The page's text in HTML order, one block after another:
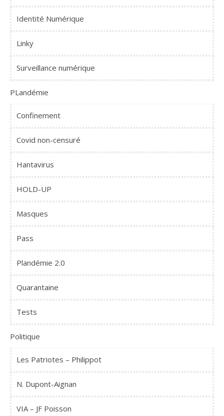
Identité Numérique
Linky
Surveillance numérique
PLandémie
Confinement
Covid non-censuré
Hantavirus
HOLD-UP
Masques
Pass
Plandémie 2.0
Quarantaine
Tests
Politique
Les Patriotes – Philippot
N. Dupont-Aignan
VIA – JF Poisson